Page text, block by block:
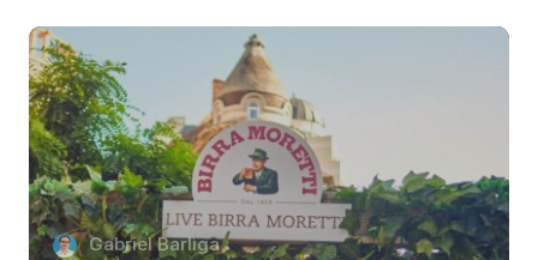
Gabriel Barliga